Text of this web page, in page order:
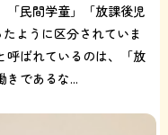
「民間学童」「放課後児
ように区分されていま
呼ばれているのは、「放
きであるな...